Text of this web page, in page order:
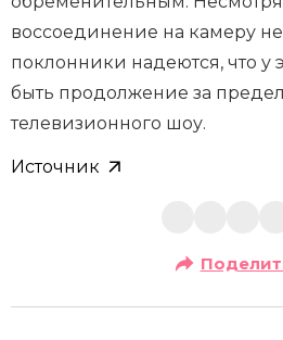
воссоединение на камеру не
поклонники надеются, что у
быть продолжение за
телевизионного шоу.
Источник